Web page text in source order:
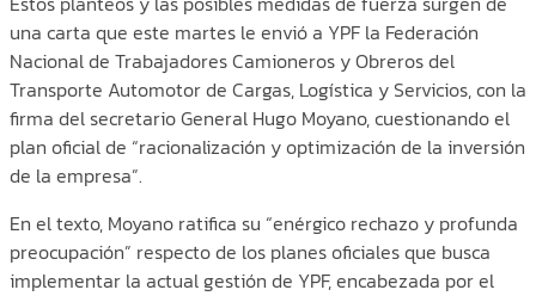
una carta que este martes le envió a YPF la Federación
Nacional de Trabajadores Camioneros y Obreros del
Transporte Automotor de Cargas, Logística y Servicios, con la
firma del secretario General Hugo Moyano, cuestionando el
plan oficial de “racionalización y optimización de la inversión
de la empresa”.
En el texto, Moyano ratifica su “enérgico rechazo y profunda
preocupación” respecto de los planes oficiales que busca
implementar la actual gestión de YPF, encabezada por el